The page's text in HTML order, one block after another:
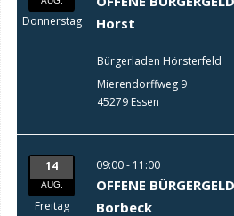
Donnerstag
Horst
Bürgerladen Hörsterfeld
Mierendorffweg 9
45279 Essen
14
AUG.
Freitag
09:00 - 11:00
OFFENE
Borbeck